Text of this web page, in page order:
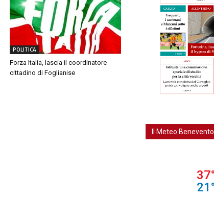
POLITICA
Forza Italia, lascia il coordinatore
cittadino di Foglianise
Il Meteo Benevento